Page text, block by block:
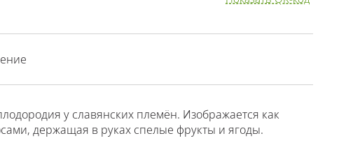
у славянских племён. Изображается как
держащая в руках спелые фрукты и ягоды.